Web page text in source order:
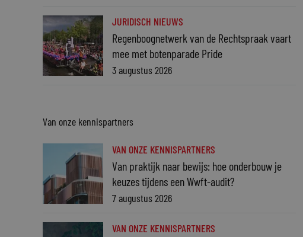
JURIDISCH NIEUWS
Regenboognetwerk van de Rechtspraak vaart
mee met botenparade Pride
3 augustus 2026
Van onze kennispartners
VAN ONZE KENNISPARTNERS
Van praktijk naar bewijs: hoe onderbouw je
keuzes tijdens een Wwft-audit?
7 augustus 2026
VAN ONZE KENNISPARTNERS